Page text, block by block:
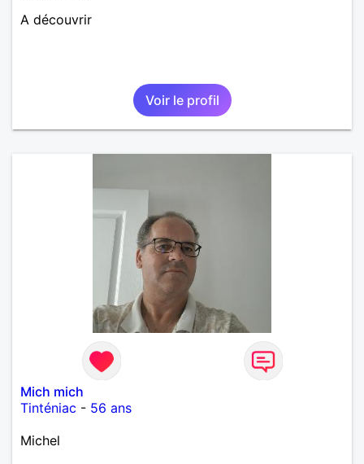
A découvrir
Voir le profil
Mich mich
Tinténiac - 56 ans
Michel